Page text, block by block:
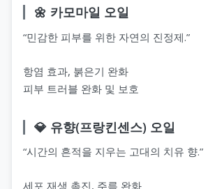
🌼 카모마일 오일
“민감한 피부를 위한 자연의 진정제.”
항염 효과, 붉은기 완화
피부 트러블 완화 및 보호
💎 유향(프랑킨센스) 오일
“시간의 흔적을 지우는 고대의 치유 향.”
세포 재생 촉진, 주름 완화